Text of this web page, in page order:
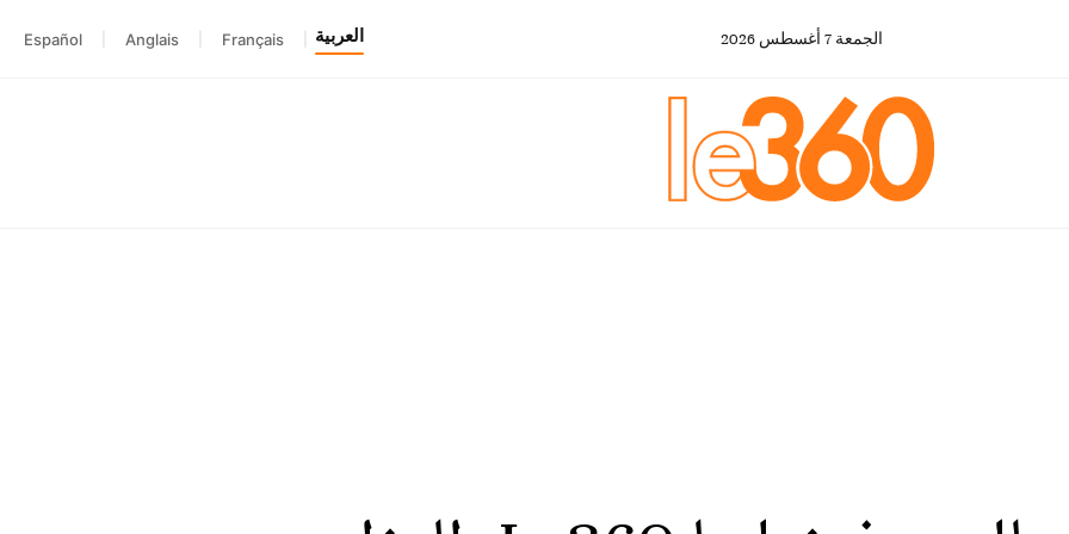
الجمعة 7 أغسطس 2026 العربية Français
Anglais
Español